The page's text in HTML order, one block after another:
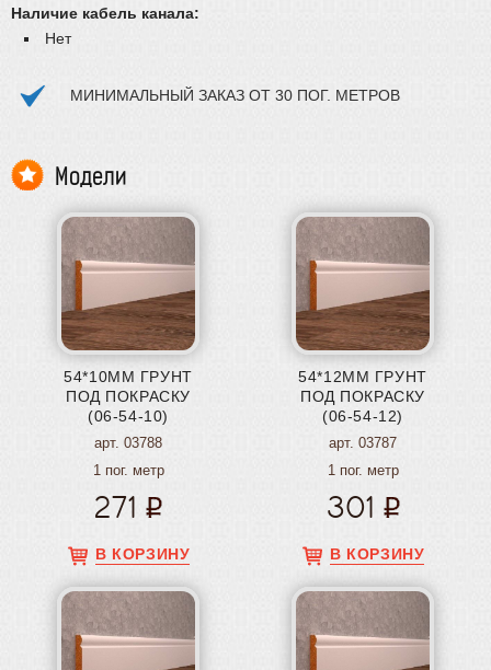
Наличие кабель канала:
Нет
МИНИМАЛЬНЫЙ ЗАКАЗ ОТ 30 ПОГ. МЕТРОВ
Модели
54*10ММ ГРУНТ
ПОД ПОКРАСКУ
(06-54-10)
арт. 03788
1 пог. метр
271
В КОРЗИНУ
54*12ММ ГРУНТ
ПОД ПОКРАСКУ
(06-54-12)
арт. 03787
1 пог. метр
301
В КОРЗИНУ